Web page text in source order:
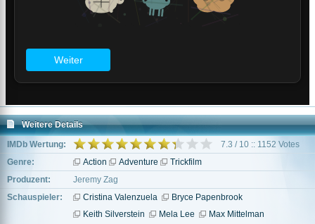
Weitere Details
IMDb Wertung:
7.3 / 10 :: 1152 Votes
Genre:
Action Adventure
Trickfilm
Produzent:
Jeremy Zag
Schauspieler:
Cristina Valenzuela
Bryce Papenbrook
Keith Silverstein
Mela Lee
Max Mittelman